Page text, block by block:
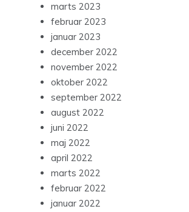
marts 2023
februar 2023
januar 2023
december 2022
november 2022
oktober 2022
september 2022
august 2022
juni 2022
maj 2022
april 2022
marts 2022
februar 2022
januar 2022